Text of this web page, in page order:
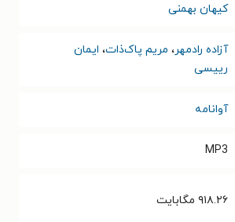
کیهان بهمنی
آزاده رادمهر، مریم پاک‌ذات، ایمان
رییسی
آوانامه
MP3
۹۱۸.۲۶ مگابایت